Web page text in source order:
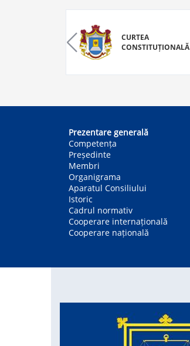
CURTEA
CONSTITUȚIONALĂ
navigation
Prezentare generală
Competența
Președinte
Membri
Organigrama
Aparatul Consiliului
Istoric
Cadrul normativ
Cooperare internațională
Cooperare națională